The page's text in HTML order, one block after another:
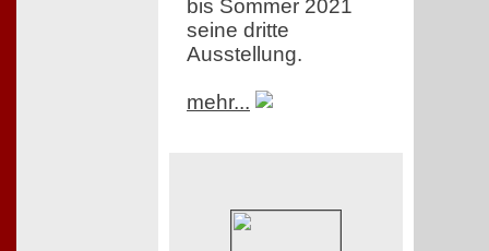
bis Sommer 2021
seine dritte
Ausstellung.
mehr...